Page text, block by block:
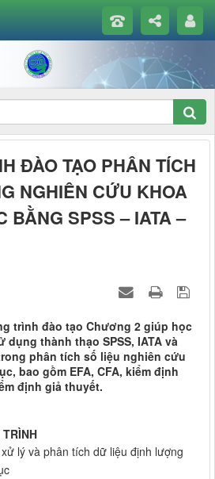
ĐÀO TẠO PHÂN TÍCH
NGHIÊN CỨU KHOA
BẰNG SPSS – IATA –
trình đào tạo Chương 2 giúp học
dụng thành thạo SPSS, IATA và
phân tích số liệu nghiên cứu
bao gồm EFA, CFA, kiểm định
định giả thuyết.
lý và phân tích dữ liệu định lượng